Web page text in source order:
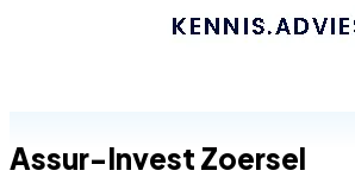
Assur-Invest Zoersel